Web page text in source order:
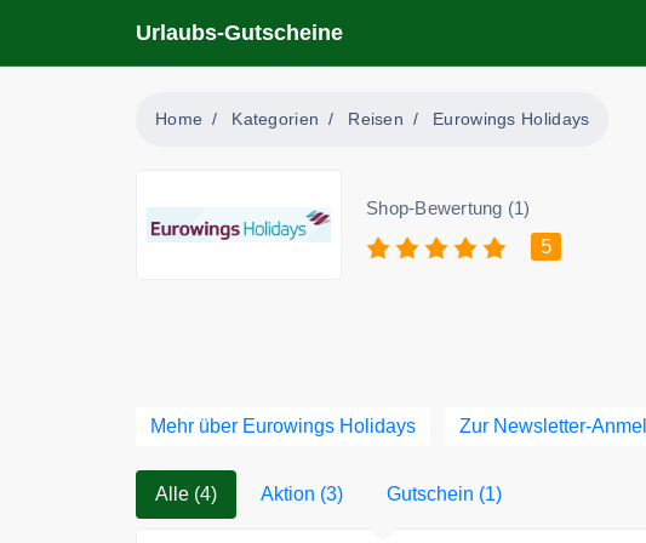
Urlaubs-Gutscheine
Home Kategorien Reisen Eurowings Holidays
Shop-Bewertung (1)
5
Mehr über Eurowings Holidays Zur Newsletter-
Alle (4) Aktion (3) Gutschein (1)